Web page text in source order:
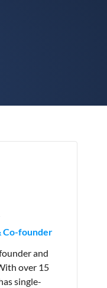
Co-founder
and
over 15
single-